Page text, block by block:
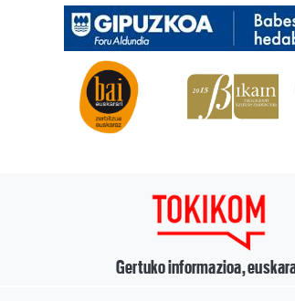
Gertuko informazioa,